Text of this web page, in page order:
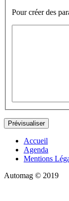
Pour créer des
Accueil
Agenda
Mentions
Automag © 2019